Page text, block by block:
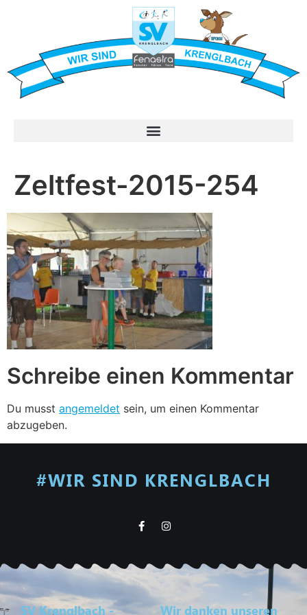
Zeltfest-2015-254
Schreibe einen Kommentar
Du musst angemeldet sein, um einen Kommentar
abzugeben.
#WIR SIND KRENGLBACH
SV Krenglbach - Wir danken unseren